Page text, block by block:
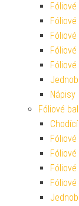
Nápisy
Fóliové
Chodící